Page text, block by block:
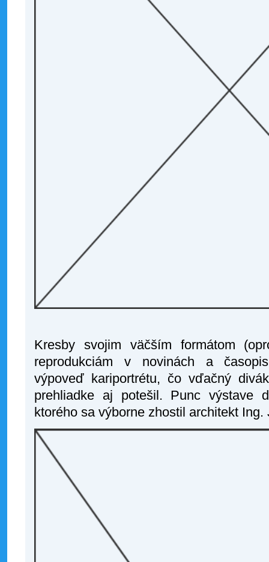
Kresby svojim väčším formátom
reprodukciám v novinách a
výpoveď kariportrétu, čo vďačný
prehliadke aj potešil. Punc výstave
ktorého sa výborne zhostil architekt Ing.